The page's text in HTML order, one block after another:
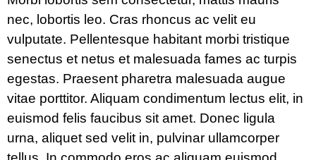
nec, lobortis leo. Cras rhoncus ac velit eu
vulputate. Pellentesque habitant morbi tristique
senectus et netus et malesuada fames ac turpis
egestas. Praesent pharetra malesuada augue
vitae porttitor. Aliquam condimentum lectus elit, in
euismod felis faucibus sit amet. Donec ligula
urna, aliquet sed velit in, pulvinar ullamcorper